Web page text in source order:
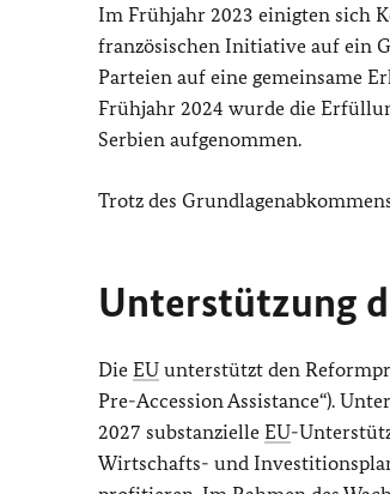
Im Frühjahr 2023 einigten sich
französischen Initiative auf ein
Parteien auf eine gemeinsame
Frühjahr 2024 wurde die
Serbien aufgenommen.
Trotz des
Unterstützung
Die EU unterstützt den
Pre-Accession Assistance“).
2027 substanzielle EU-
Wirtschafts- und